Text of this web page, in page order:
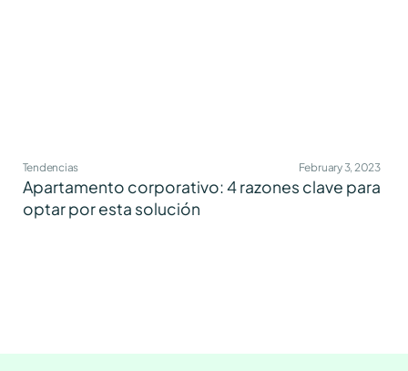
Tendencias February 3, 2023
Apartamento corporativo: 4 razones clave para
optar por esta solución